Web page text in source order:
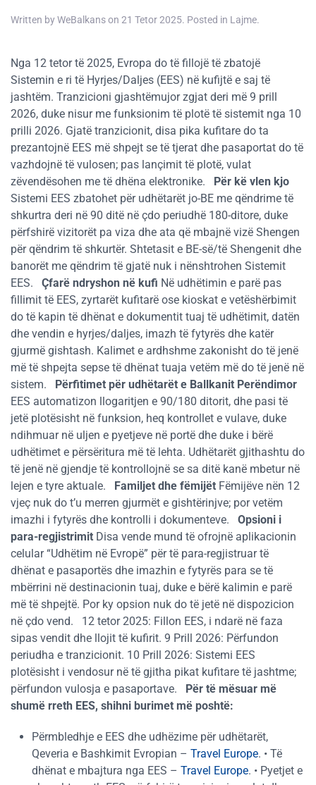
Written byWeBalkanson 21 Tetor 2025. Posted in Lajme.
Nga 12 tetor të 2025, Evropa do të fillojë të zbatojë
Sistemin e ri të Hyrjes/Daljes (EES) në kufijtë e saj të
jashtëm. Tranzicioni gjashtëmujor zgjat deri më 9 prill
2026, duke nisur me funksionim të plotë të sistemit nga 10
prilli 2026. Gjatë tranzicionit, disa pika kufitare do ta
prezantojnë EES më shpejt se të tjerat dhe pasaportat do të
vazhdojnë të vulosen; pas lançimit të plotë, vulat
zëvendësohen me të dhëna elektronike.
Për kë vlen kjo
Sistemi EES zbatohet për udhëtarët jo-BE me qëndrime të
shkurtra deri në 90 ditë në çdo periudhë 180-ditore, duke
përfshirë vizitorët pa viza dhe ata që mbajnë vizë Shengen
për qëndrim të shkurtër. Shtetasit e BE-së/të Shengenit dhe
banorët me qëndrim të gjatë nuk i nënshtrohen Sistemit
EES. Çfarë ndryshon në kufi Në udhëtimin e parë pas
fillimit të EES, zyrtarët kufitarë ose kioskat e vetëshërbimit
do të kapin të dhënat e dokumentit tuaj të udhëtimit, datën
dhe vendin e hyrjes/daljes, imazh të fytyrës dhe katër
gjurmë gishtash. Kalimet e ardhshme zakonisht do të jenë
më të shpejta sepse të dhënat tuaja vetëm më do të jenë në
sistem.
Përfitimet për udhëtarët e Ballkanit Perëndimor
EES automatizon llogaritjen e 90/180 ditorit, dhe pasi të
jetë plotësisht në funksion, heq kontrollet e vulave, duke
ndihmuar në uljen e pyetjeve në portë dhe duke i bërë
udhëtimet e përsëritura më të lehta. Udhëtarët gjithashtu do
të jenë në gjendje të kontrollojnë se sa ditë kanë mbetur në
lejen e tyre aktuale.
Familjet dhe fëmijët Fëmijëve nën 12
vjeç nuk do t’u merren gjurmët e gishtërinjve; por vetëm
imazhi i fytyrës dhe kontrolli i dokumenteve. Opsioni i
para-regjistrimit Disa vende mund të ofrojnë aplikacionin
celular “Udhëtim në Evropë” për të para-regjistruar të
dhënat e pasaportës dhe imazhin e fytyrës para se të
mbërrini në destinacionin tuaj, duke e bërë kalimin e parë
më të shpejtë. Por ky opsion nuk do të jetë në dispozicion
në çdo vend. 12 tetor 2025: Fillon EES, i ndarë në faza
sipas vendit dhe llojit të kufirit. 9 Prill 2026: Përfundon
periudha e tranzicionit. 10 Prill 2026: Sistemi EES
plotësisht i vendosur në të gjitha pikat kufitare të jashtme;
përfundon vulosja e pasaportave.
Për të mësuar më
shumë rreth EES, shihni burimet më poshtë:
Përmbledhje e EES dhe udhëzime për udhëtarët,
Qeveria e Bashkimit Evropian – Travel Europe. • Të
dhënat e mbajtura nga EES – Travel Europe. • Pyetjet e